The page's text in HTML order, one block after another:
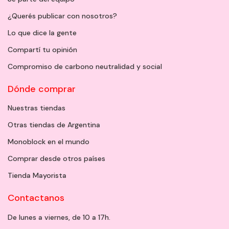
¿Querés publicar con nosotros?
Lo que dice la gente
Compartí tu opinión
Compromiso de carbono neutralidad y social
Dónde comprar
Nuestras tiendas
Otras tiendas de Argentina
Monoblock en el mundo
Comprar desde otros países
Tienda Mayorista
Contactanos
De lunes a viernes, de 10 a 17h.